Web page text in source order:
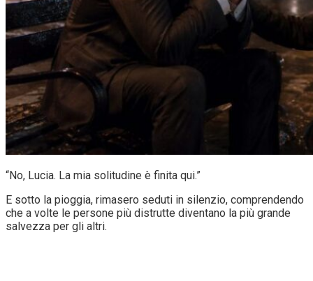
“No, Lucia. La mia solitudine è finita qui.”
E sotto la pioggia, rimasero seduti in silenzio, comprendendo
che a volte le persone più distrutte diventano la più grande
salvezza per gli altri.